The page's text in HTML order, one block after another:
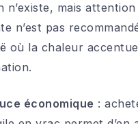
n’existe, mais attention
n’est pas
où la chaleur accentue
économique :